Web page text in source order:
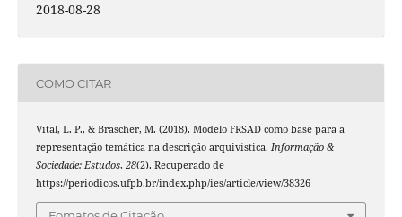
2018-08-28
COMO CITAR
Vital, L. P., & Bräscher, M. (2018). Modelo FRSAD como base para a
representação temática na descrição arquivística. Informação &
Sociedade: Estudos, 28(2). Recuperado de
https://periodicos.ufpb.br/index.php/ies/article/view/38326